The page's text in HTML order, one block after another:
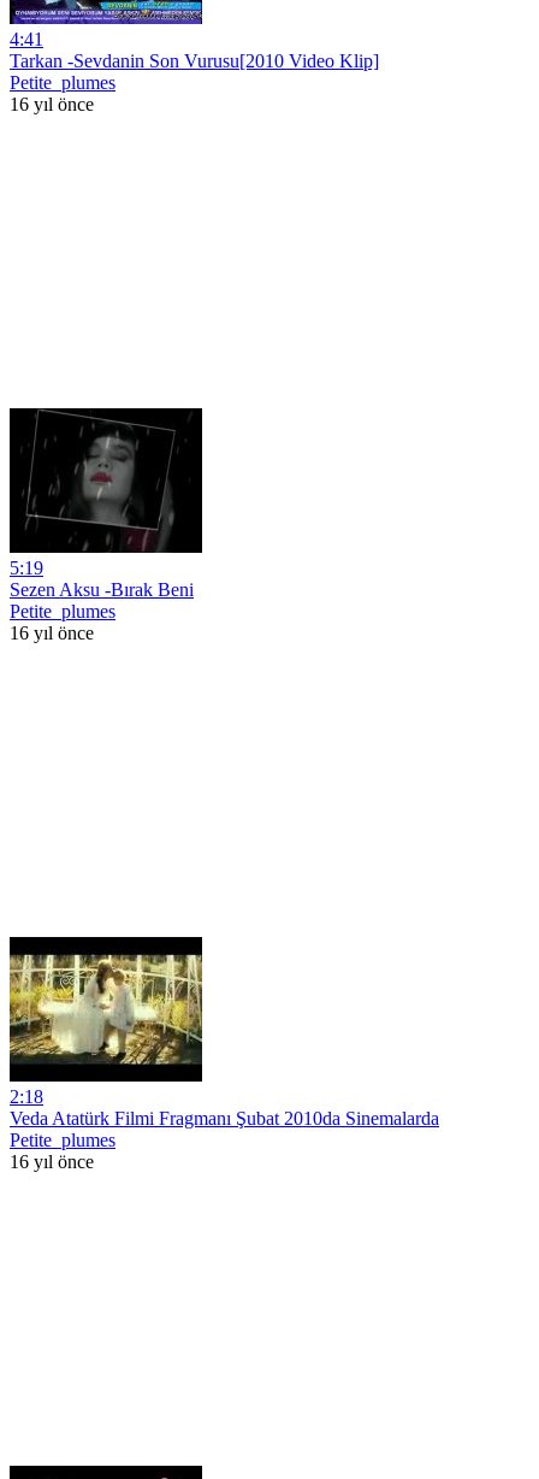
4:41
Tarkan -Sevdanin Son Vurusu[2010 Video Klip]
Petite_plumes
16 yıl önce
5:19
Sezen Aksu -Bırak Beni
Petite_plumes
16 yıl önce
2:18
Veda Atatürk Filmi Fragmanı Şubat 2010da Sinemalarda
Petite_plumes
16 yıl önce